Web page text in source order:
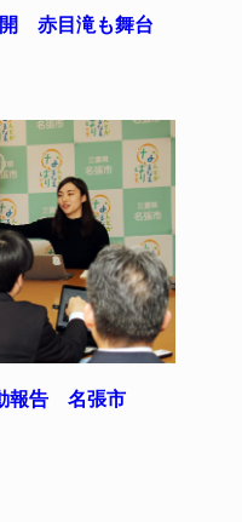
開 赤目滝も舞台
報告 名張市